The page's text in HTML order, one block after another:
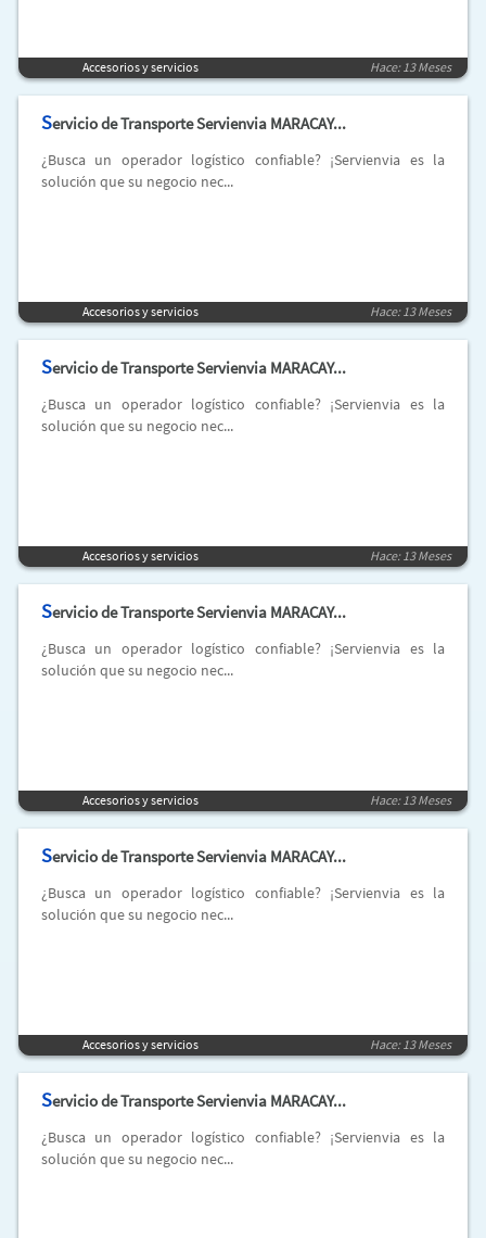
Accesorios y servicios Hace: 13 Meses
Servicio de Transporte Servienvia MARACAY...
¿Busca un operador logístico confiable? ¡Servienvia es la
solución que su negocio nec...
Accesorios y servicios Hace: 13 Meses
Servicio de Transporte Servienvia MARACAY...
¿Busca un operador logístico confiable? ¡Servienvia es la
solución que su negocio nec...
Accesorios y servicios Hace: 13 Meses
Servicio de Transporte Servienvia MARACAY...
¿Busca un operador logístico confiable? ¡Servienvia es la
solución que su negocio nec...
Accesorios y servicios Hace: 13 Meses
Servicio de Transporte Servienvia MARACAY...
¿Busca un operador logístico confiable? ¡Servienvia es la
solución que su negocio nec...
Accesorios y servicios Hace: 13 Meses
Servicio de Transporte Servienvia MARACAY...
¿Busca un operador logístico confiable? ¡Servienvia es la
solución que su negocio nec...